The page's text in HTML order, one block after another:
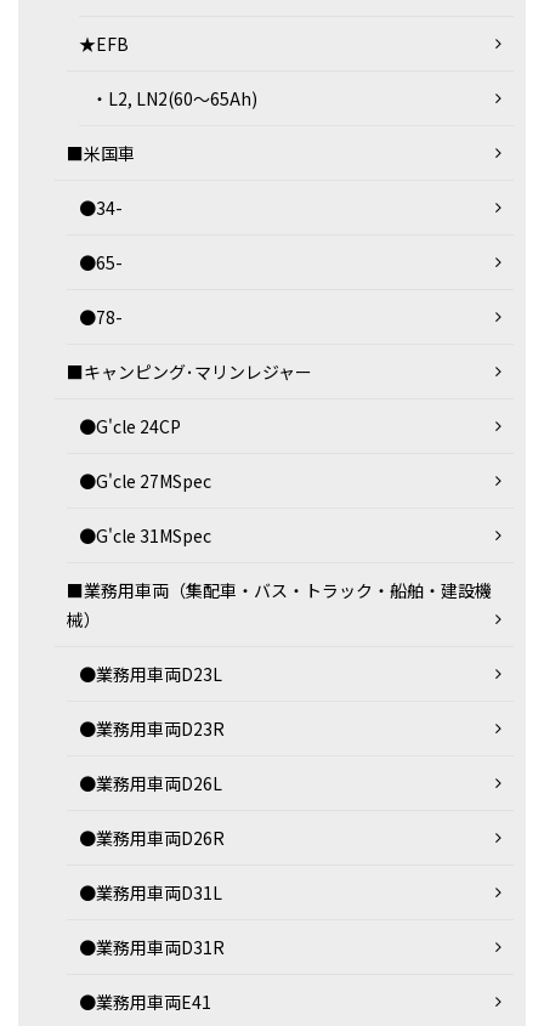
★EFB
・L2, LN2(60～65Ah)
■米国車
●34-
●65-
●78-
■キャンピング･マリンレジャー
●G'cle 24CP
●G'cle 27MSpec
●G'cle 31MSpec
■業務用車両（集配車・バス・トラック・船舶・建設機
械）
●業務用車両D23L
●業務用車両D23R
●業務用車両D26L
●業務用車両D26R
●業務用車両D31L
●業務用車両D31R
●業務用車両E41